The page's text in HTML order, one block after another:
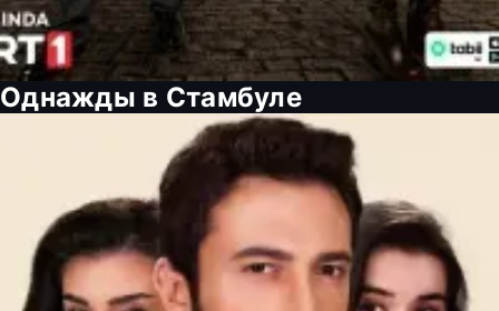
Однажды в Стамбуле